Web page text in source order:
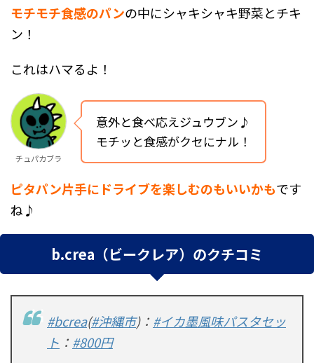
モチモチ食感のパンの中にシャキシャキ野菜とチキ
ン！
これはハマるよ！
チュパカブラ
意外と食べ応えジュウブン♪
モチッと食感がクセにナル！
ピタパン片手にドライブを楽しむのもいいかもです
ね♪
b.crea（ビークレア）のクチコミ
#bcrea(#沖縄市)： #イカ墨風味パスタセッ
ト ： #800円